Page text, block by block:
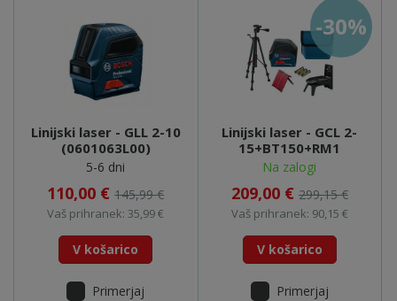
Linijski laser - GLL 2-10
(0601063L00)
5-6 dni
110,00 €145,99 €
Vaš prihranek: 35,99 €
V košarico
Primerjaj
Linijski laser - GCL 2-
15+BT150+RM1
Na zalogi
209,00 € 299,15 €
Vaš prihranek: 90,15 €
V košarico
Primerjaj
-30%